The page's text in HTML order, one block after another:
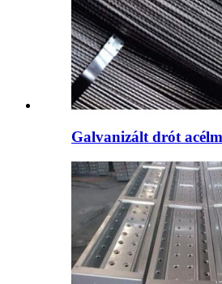
Galvanizált drót